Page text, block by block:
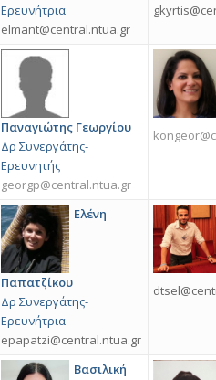
Ερευνήτρια
elmant@central.ntua.gr
Παναγιώτης Γεωργίου
Δρ Συνεργάτης-
Ερευνητής
georgp@central.ntua.gr
Ελένη
Παπατζίκου
Δρ Συνεργάτης-
Ερευνήτρια
epapatzi@central.ntua.gr
Βασιλική